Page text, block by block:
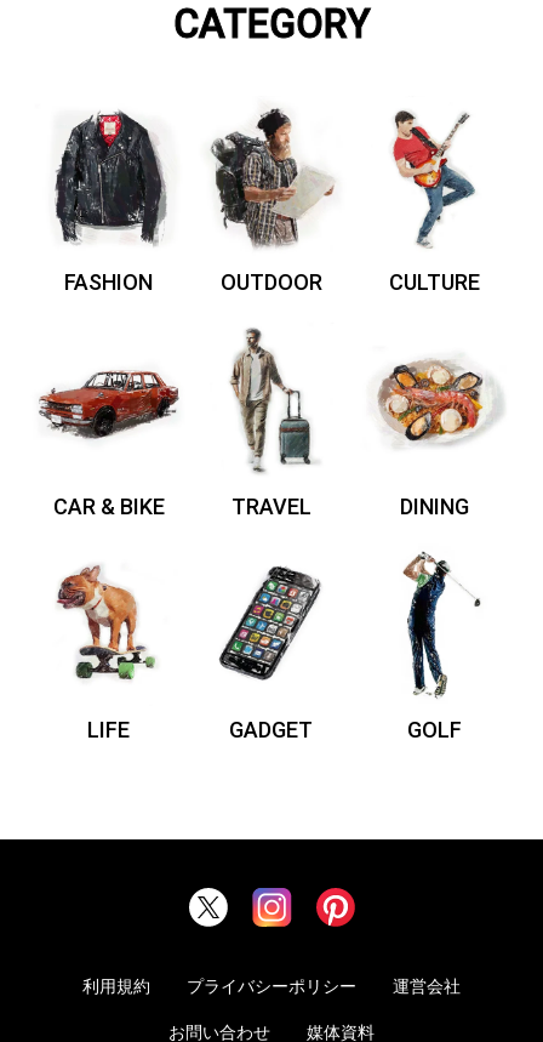
CATEGORY
FASHION OUTDOOR CULTURE
CAR & BIKE TRAVEL DINING
LIFE GADGET GOLF
利用規約 プライバシーポリシー 運営会社
お問い合わせ 媒体資料